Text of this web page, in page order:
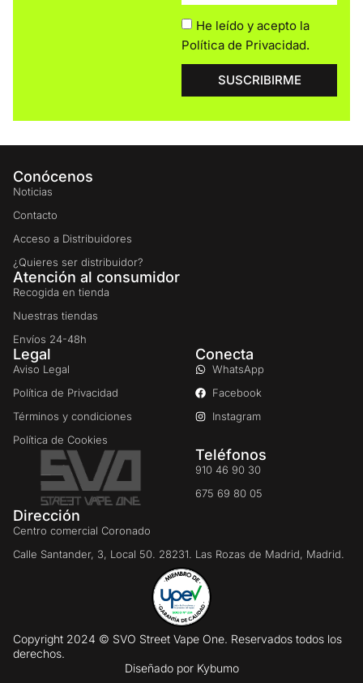
He leído y acepto la
Política de Privacidad.
SUSCRIBIRME
Conócenos
Noticias
Contacto
Acceso a Distribuidores
¿Quieres ser distribuidor?
Atención al consumidor
Recogida en tienda
Nuestras tiendas
Envíos 24-48h
Legal
Aviso Legal
Política de Privacidad
Términos y condiciones
Política de Cookies
Conecta
WhatsApp
Facebook
Instagram
Teléfonos
910 46 90 30
675 69 80 05
Dirección
Centro comercial Coronado
Calle Santander, 3, Local 50. 28231. Las Rozas de Madrid, Madrid.
Copyright 2024 © SVO Street Vape One. Reservados todos los
derechos.
Diseñado por Kybumo